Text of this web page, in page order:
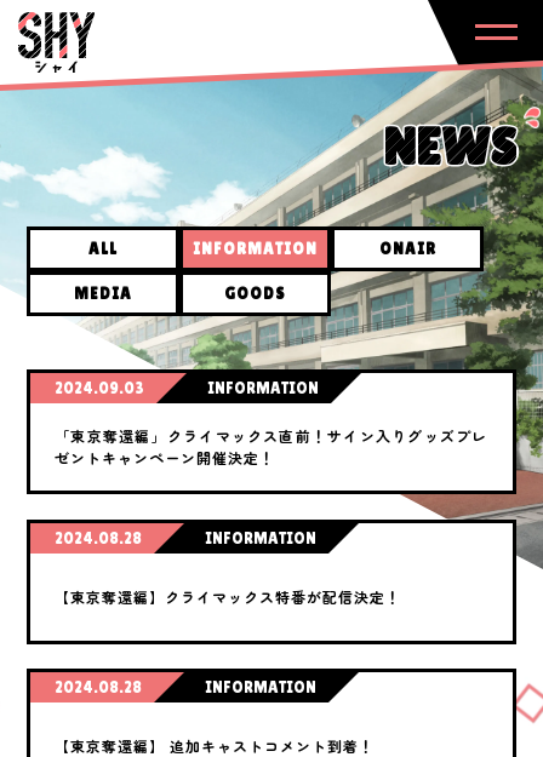
NEWS
ALL INFORMATION ONAIR
MEDIA GOODS
2024.09.03 INFORMATION
「東京奪還編」クライマックス直前！サイン入りグッズプレ
ゼントキャンペーン開催決定！
2024.08.28 INFORMATION
【東京奪還編】クライマックス特番が配信決定！
2024.08.28 INFORMATION
【東京奪還編】 追加キャストコメント到着！